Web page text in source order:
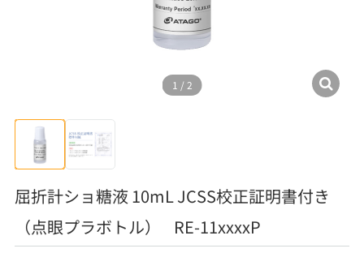
1 / 2
屈折計ショ糖液 10mL JCSS校正証明書付き
（点眼プラボトル） RE-11xxxxP